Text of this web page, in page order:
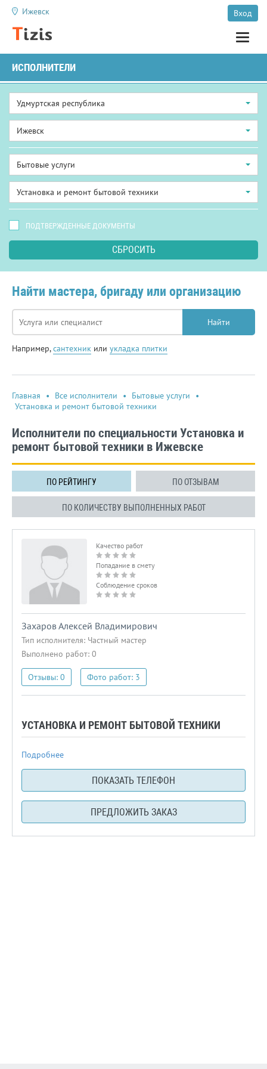
Ижевск
Toggle
Вход
ИСПОЛНИТЕЛИ
Найти мастера, бригаду или организацию
Найти
Например,сантехник или укладка плитки
Главная • Все исполнители • Бытовые услуги
•
Установка и ремонт бытовой техники
Исполнители по специальности Установка и
ремонт бытовой техники в Ижевске
ПО РЕЙТИНГУ ПО ОТЗЫВАМ
ПО КОЛИЧЕСТВУ ВЫПОЛНЕННЫХ РАБОТ
Качество работ
Попадание в смету
Соблюдение сроков
Захаров Алексей Владимирович
Тип исполнителя: Частный мастер
Выполнено работ: 0
Отзывы: 0 Фото работ: 3
УСТАНОВКА И РЕМОНТ БЫТОВОЙ ТЕХНИКИ
Подробнее
ПОКАЗАТЬ ТЕЛЕФОН
ПРЕДЛОЖИТЬ ЗАКАЗ
Удмуртская республика
Ижевск
Бытовые услуги
Установка и ремонт бытовой техники
ПОДТВЕРЖДЕННЫЕ ДОКУМЕНТЫ
СБРОСИТЬ